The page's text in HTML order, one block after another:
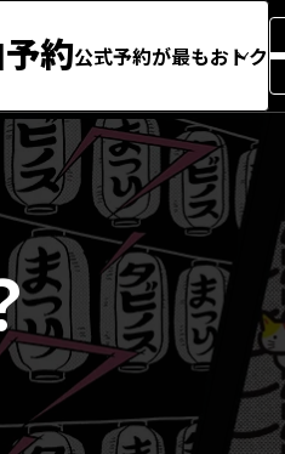
約公式予約が最もおトク